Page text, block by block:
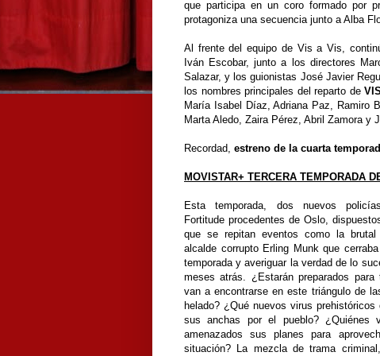
que participa en un coro formado por
protagoniza una secuencia junto a Alba
Al frente del equipo de Vis a Vis,
Iván Escobar, junto a los directores
Salazar, y los guionistas José Javier
los nombres principales del reparto de
María Isabel Díaz, Adriana Paz, Ramiro
Marta Aledo, Zaira Pérez, Abril Zamora y
Recordad, estreno de la cuarta
MOVISTAR+ TERCERA TEMPORADA
Esta temporada, dos nuevos
Fortitude procedentes de Oslo,
que se repitan eventos como la brutal
alcalde corrupto Erling Munk que
temporada y averiguar la verdad de lo
meses atrás. ¿Estarán preparados para
van a encontrarse en este triángulo de
helado? ¿Qué nuevos virus prehistóricos
sus anchas por el pueblo? ¿Quiénes
amenazados sus planes para
situación? La mezcla de trama